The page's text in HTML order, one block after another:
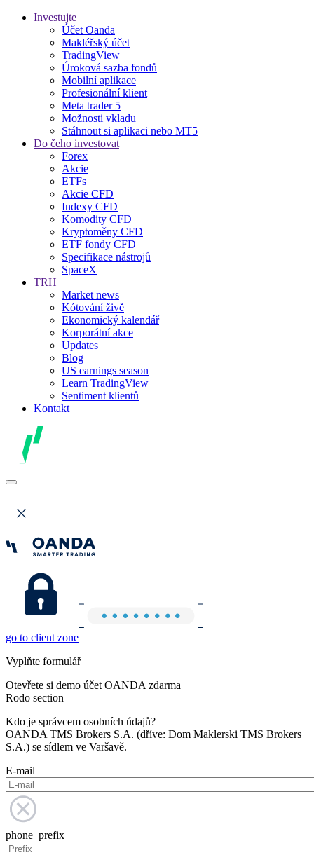
Investujte
Účet Oanda
Makléřský účet
TradingView
Úroková sazba fondů
Mobilní aplikace
Profesionální klient
Meta trader 5
Možnosti vkladu
Stáhnout si aplikaci nebo MT5
Do čeho investovat
Forex
Akcie
ETFs
Akcie CFD
Indexy CFD
Komodity CFD
Kryptoměny CFD
ETF fondy CFD
Specifikace nástrojů
SpaceX
TRH
Market news
Kótování živě
Ekonomický kalendář
Korporátní akce
Updates
Blog
US earnings season
Learn TradingView
Sentiment klientů
Kontakt
go to client zone
Vyplňte formulář
Otevřete si demo účet OANDA zdarma
Rodo section
Kdo je správcem osobních údajů?
OANDA TMS Brokers S.A. (dříve: Dom Maklerski TMS Brokers
S.A.) se sídlem ve Varšavě.
E-mail
phone_prefix